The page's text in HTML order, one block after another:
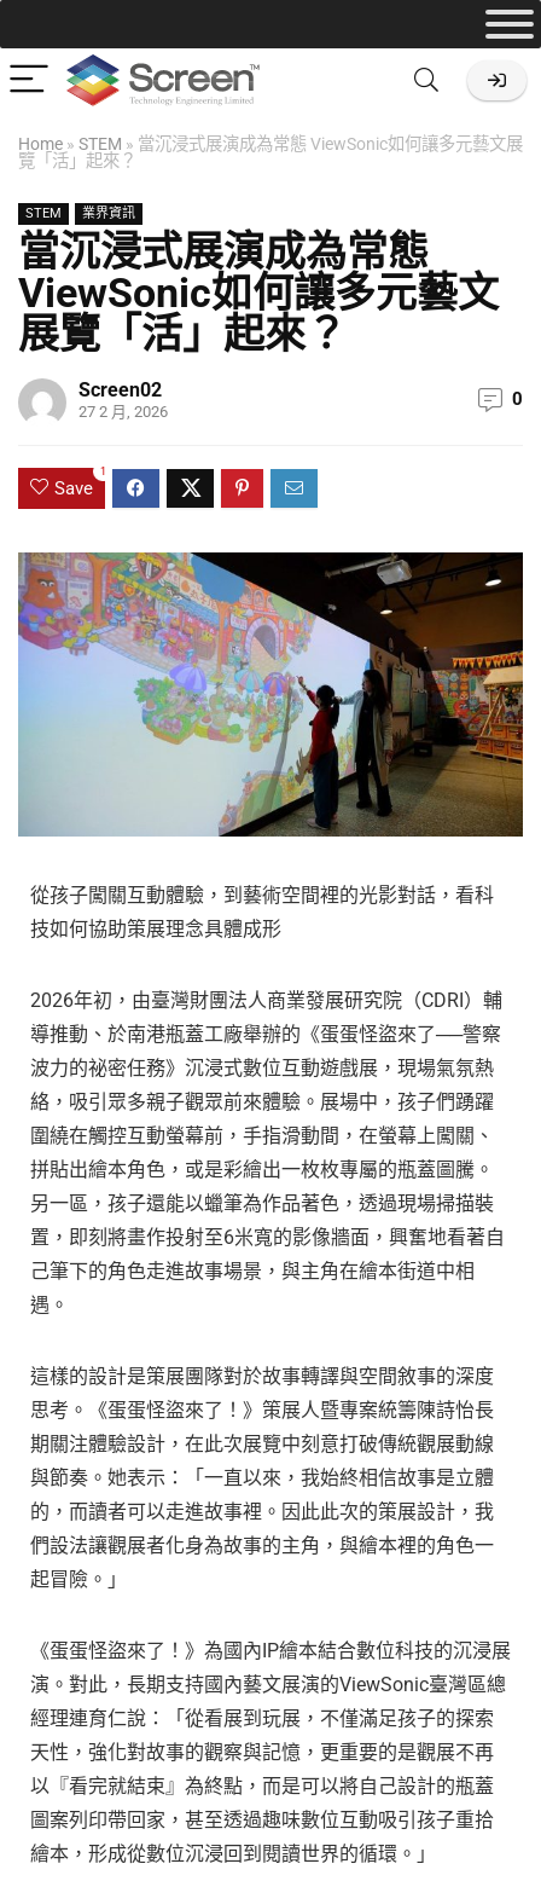
Home » STEM » 當沉浸式展演成為常態 ViewSonic如何讓多元藝文展
覽「活」起來？
STEM 業界資訊
當沉浸式展演成為常態
ViewSonic如何讓多元藝文
展覽「活」起來？
Screen02
27 2 月, 2026
0
Save
1
從孩子闖關互動體驗，到藝術空間裡的光影對話，看科
技如何協助策展理念具體成形
2026年初，由臺灣財團法人商業發展研究院（CDRI）輔
導推動、於南港瓶蓋工廠舉辦的《蛋蛋怪盜來了──警察
波力的祕密任務》沉浸式數位互動遊戲展，現場氣氛熱
絡，吸引眾多親子觀眾前來體驗。展場中，孩子們踴躍
圍繞在觸控互動螢幕前，手指滑動間，在螢幕上闖關、
拼貼出繪本角色，或是彩繪出一枚枚專屬的瓶蓋圖騰。
另一區，孩子還能以蠟筆為作品著色，透過現場掃描裝
置，即刻將畫作投射至6米寬的影像牆面，興奮地看著自
己筆下的角色走進故事場景，與主角在繪本街道中相
遇。
這樣的設計是策展團隊對於故事轉譯與空間敘事的深度
思考。《蛋蛋怪盜來了！》策展人暨專案統籌陳詩怡長
期關注體驗設計，在此次展覽中刻意打破傳統觀展動線
與節奏。她表示：「一直以來，我始終相信故事是立體
的，而讀者可以走進故事裡。因此此次的策展設計，我
們設法讓觀展者化身為故事的主角，與繪本裡的角色一
起冒險。」
《蛋蛋怪盜來了！》為國內IP繪本結合數位科技的沉浸展
演。對此，長期支持國內藝文展演的ViewSonic臺灣區總
經理連育仁說：「從看展到玩展，不僅滿足孩子的探索
天性，強化對故事的觀察與記憶，更重要的是觀展不再
以『看完就結束』為終點，而是可以將自己設計的瓶蓋
圖案列印帶回家，甚至透過趣味數位互動吸引孩子重拾
繪本，形成從數位沉浸回到閱讀世界的循環。」